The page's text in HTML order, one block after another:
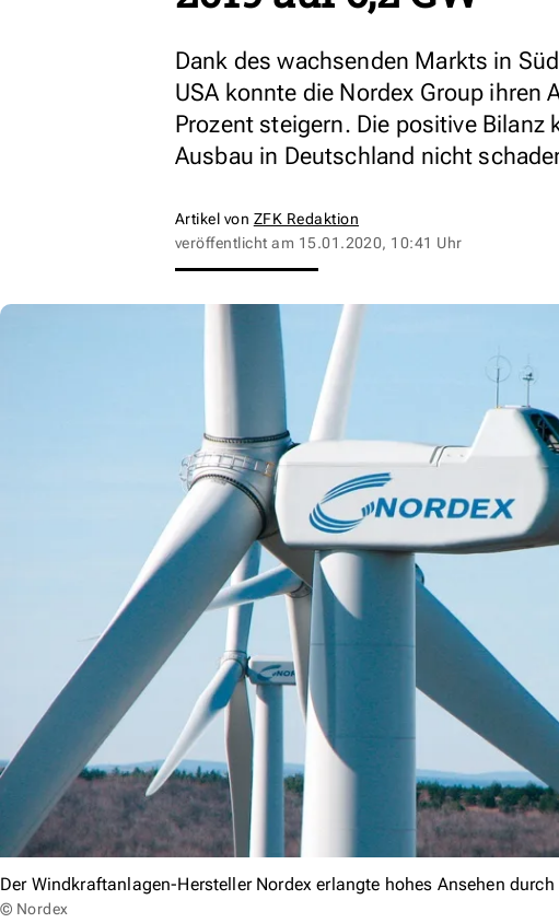
Dank des wachsenden Markts in
USA konnte die Nordex Group ihren
Prozent steigern. Die positive
Ausbau in Deutschland nicht
Artikel von ZFK Redaktion
veröffentlicht am 15.01.2020, 10:41 Uhr
Der Windkraftanlagen-Hersteller Nordex erlangte hohes Ansehen
© Nordex